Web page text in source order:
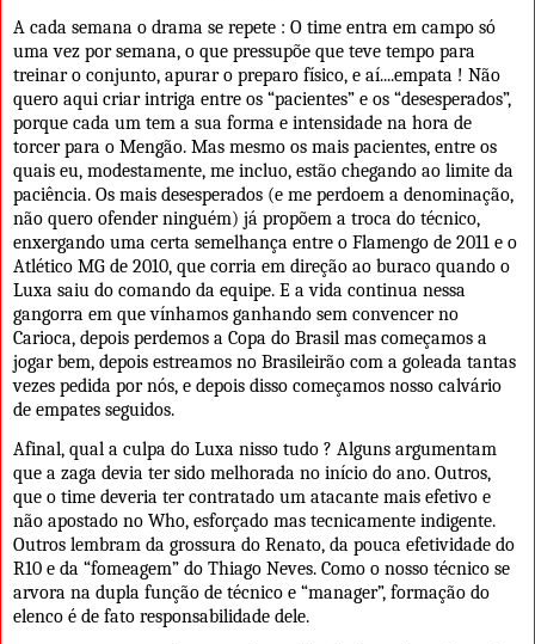
A cada semana o drama se repete : O time entra em campo só
uma vez por semana, o que pressupõe que teve tempo para
treinar o conjunto, apurar o preparo físico, e aí....empata ! Não
quero aqui criar intriga entre os “pacientes” e os “desesperados”,
porque cada um tem a sua forma e intensidade na hora de
torcer para o Mengão. Mas mesmo os mais pacientes, entre os
quais eu, modestamente, me incluo, estão chegando ao limite da
paciência. Os mais desesperados (e me perdoem a denominação,
não quero ofender ninguém) já propõem a troca do técnico,
enxergando uma certa semelhança entre o Flamengo de 2011 e o
Atlético MG de 2010, que corria em direção ao buraco quando o
Luxa saiu do comando da equipe. E a vida continua nessa
gangorra em que vínhamos ganhando sem convencer no
Carioca, depois perdemos a Copa do Brasil mas começamos a
jogar bem, depois estreamos no Brasileirão com a goleada tantas
vezes pedida por nós, e depois disso começamos nosso calvário
de empates seguidos.
Afinal, qual a culpa do Luxa nisso tudo ? Alguns argumentam
que a zaga devia ter sido melhorada no início do ano. Outros,
que o time deveria ter contratado um atacante mais efetivo e
não apostado no Who, esforçado mas tecnicamente indigente.
Outros lembram da grossura do Renato, da pouca efetividade do
R10 e da “fomeagem” do Thiago Neves. Como o nosso técnico se
arvora na dupla função de técnico e “manager”, formação do
elenco é de fato responsabilidade dele.